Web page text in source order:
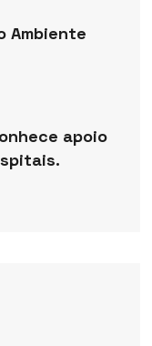
Ambiente
apoio